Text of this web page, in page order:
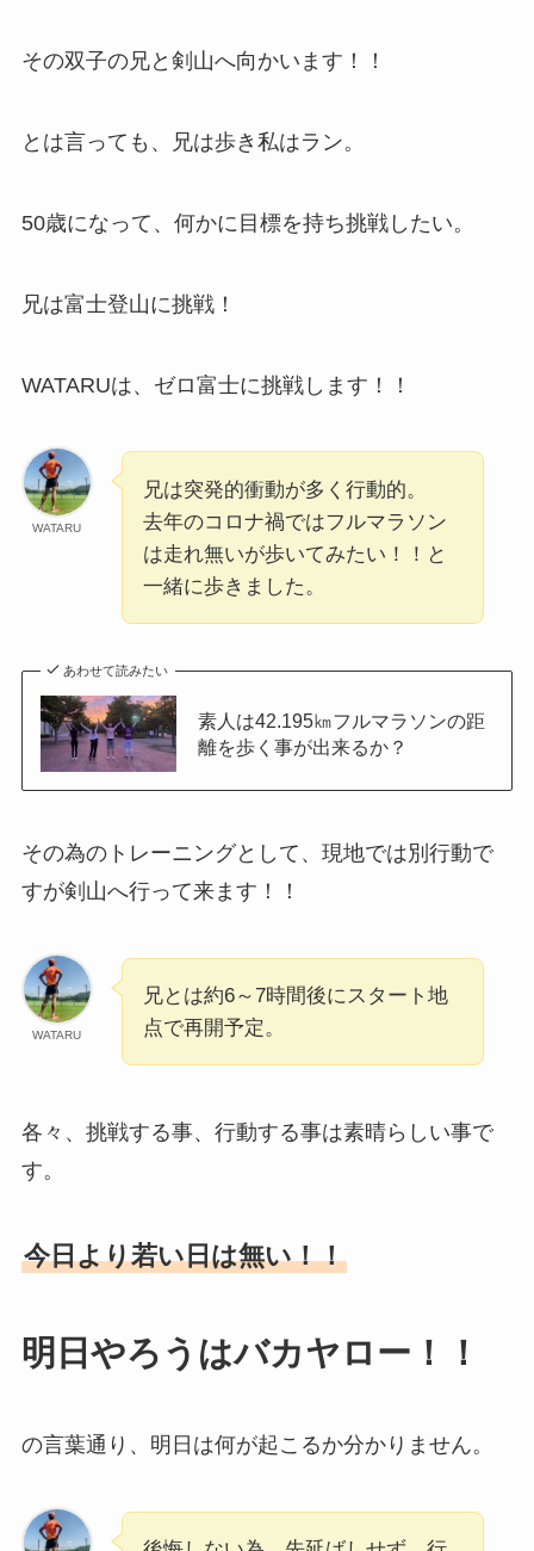
その双子の兄と剣山へ向かいます！！
とは言っても、兄は歩き私はラン。
50歳になって、何かに目標を持ち挑戦したい。
兄は富士登山に挑戦！
WATARUは、ゼロ富士に挑戦します！！
WATARU
兄は突発的衝動が多く行動的。
去年のコロナ禍ではフルマラソン
は走れ無いが歩いてみたい！！と
一緒に歩きました。
あわせて読みたい
素人は42.195㎞フルマラソンの距
離を歩く事が出来るか？
その為のトレーニングとして、現地では別行動で
すが剣山へ行って来ます！！
WATARU
兄とは約6～7時間後にスタート地
点で再開予定。
各々、挑戦する事、行動する事は素晴らしい事で
す。
今日より若い日は無い！！
明日やろうはバカヤロー！！
の言葉通り、明日は何が起こるか分かりません。